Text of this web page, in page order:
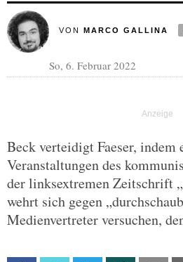
VON MARCO GALLINA
So, 6. Februar 2022
Beck verteidigt Faeser,
Veranstaltungen des
der linksextremen Zeitschrift
wehrt sich gegen
Medienvertreter versuchen,